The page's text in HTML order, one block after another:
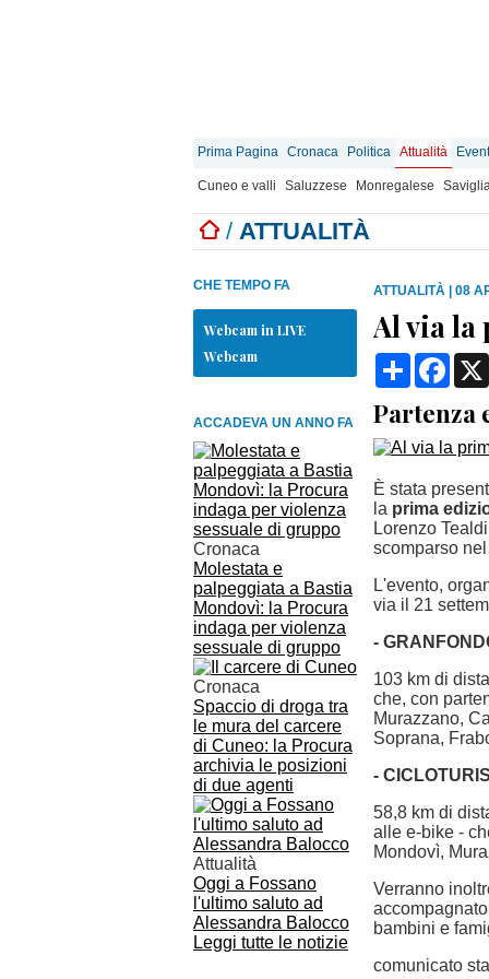
Prima Pagina Cronaca Politica Attualità
Cuneo e valli Saluzzese Monregalese
/ ATTUALITÀ
CHE TEMPO FA
Webcam in LIVE
Webcam
ACCADEVA UN ANNO FA
Cronaca
Molestata e
palpeggiata a Bastia
Mondovì: la Procura
indaga per violenza
sessuale di gruppo
Cronaca
Spaccio di droga tra
le mura del carcere
di Cuneo: la Procura
archivia le posizioni
di due agenti
Attualità
Oggi a Fossano
l'ultimo saluto ad
Alessandra Balocco
Leggi tutte le notizie
ATTUALITÀ 08
Al via la
Condividi
Partenza
È stata
la prima
Lorenzo
scomparso
L'evento,
via il 21
-
103 km di
che, con
Murazzano,
Soprana,
-
58,8 km di
alle e-bike -
Mondovì,
Verranno
bambini e
comunicato